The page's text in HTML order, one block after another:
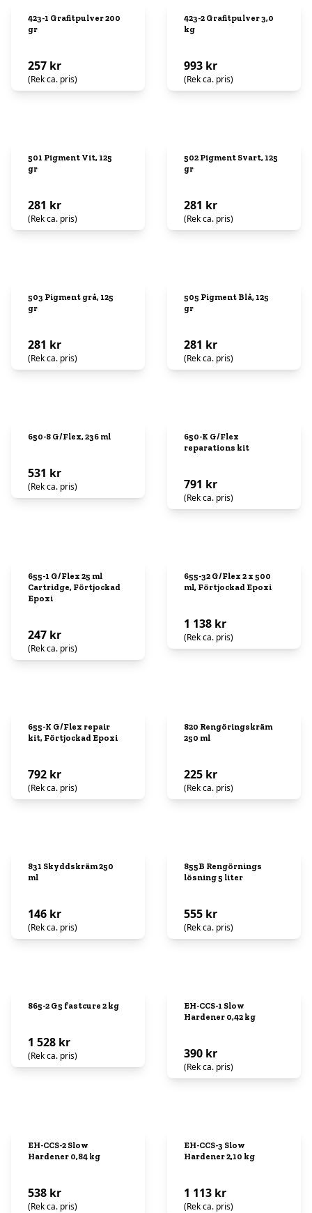
423-1 Grafitpulver 200
gr
257 kr
(Rek ca. pris)
423-2 Grafitpulver 3,0
kg
993 kr
(Rek ca. pris)
501 Pigment Vit, 125
gr
281 kr
(Rek ca. pris)
502 Pigment Svart, 125
gr
281 kr
(Rek ca. pris)
503 Pigment grå, 125
gr
281 kr
(Rek ca. pris)
505 Pigment Blå, 125
gr
281 kr
(Rek ca. pris)
650-8 G/Flex, 236 ml
531 kr
(Rek ca. pris)
650-K G/Flex
reparations kit
791 kr
(Rek ca. pris)
655-1 G/Flex 25 ml
Cartridge, Förtjockad
Epoxi
247 kr
(Rek ca. pris)
655-32 G/Flex 2 x 500
ml, Förtjockad Epoxi
1 138 kr
(Rek ca. pris)
655-K G/Flex repair
kit, Förtjockad Epoxi
792 kr
(Rek ca. pris)
820 Rengöringskräm
250 ml
225 kr
(Rek ca. pris)
831 Skyddskräm 250
ml
146 kr
(Rek ca. pris)
855B Rengörnings
lösning 5 liter
555 kr
(Rek ca. pris)
865-2 G5 fastcure 2 kg
1 528 kr
(Rek ca. pris)
EH-CCS-1 Slow
Hardener 0,42 kg
390 kr
(Rek ca. pris)
EH-CCS-2 Slow
Hardener 0,84 kg
538 kr
(Rek ca. pris)
EH-CCS-3 Slow
Hardener 2,10 kg
1 113 kr
(Rek ca. pris)